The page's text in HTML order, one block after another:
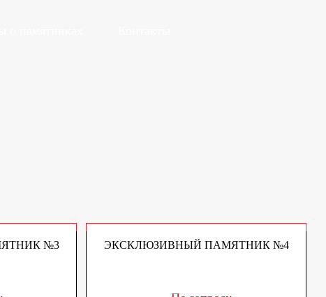
№3 ЭКСКЛЮЗИВНЫЙ ПАМЯТНИК №4